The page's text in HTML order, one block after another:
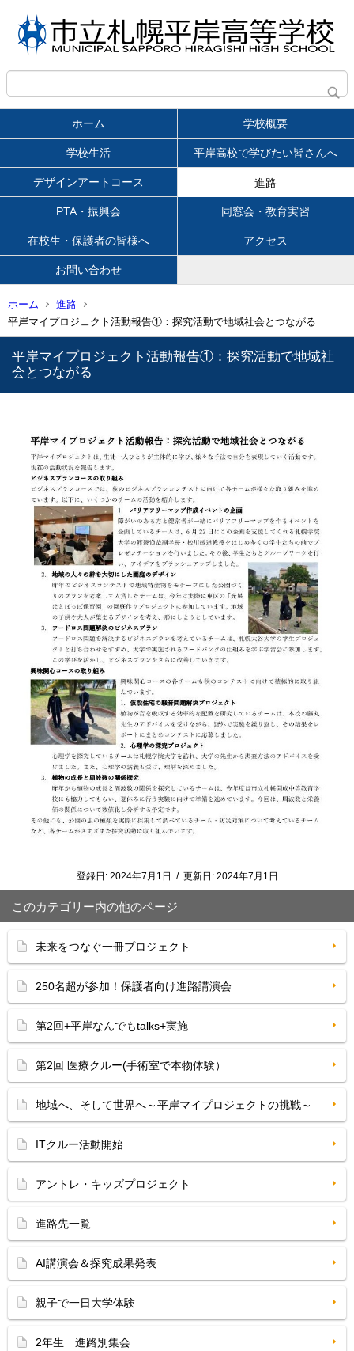
ホーム 学校概要
学校生活 平岸高校で学びたい皆さんへ
デザインアートコース 進路
PTA・振興会 同窓会・教育実習
在校生・保護者の皆様へ アクセス
お問い合わせ
ホーム
進路
平岸マイプロジェクト活動報告①：探究活動で地域社会とつながる
平岸マイプロジェクト活動報告①：探究活動で地域社
会とつながる
登録日: 2024年7月1日 / 更新日: 2024年7月1日
このカテゴリー内の他のページ
未来をつなぐ一冊プロジェクト
250名超が参加！保護者向け進路講演会
第2回+平岸なんでもtalks+実施
第2回 医療クルー(手術室で本物体験）
地域へ、そして世界へ～平岸マイプロジェクトの挑戦～
ITクルー活動開始
アントレ・キッズプロジェクト
進路先一覧
AI講演会＆探究成果発表
親子で一日大学体験
2年生 進路別集会